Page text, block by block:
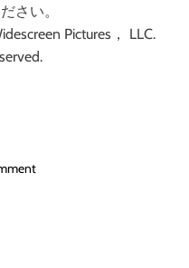
さい。
Pictures， LLC.
o